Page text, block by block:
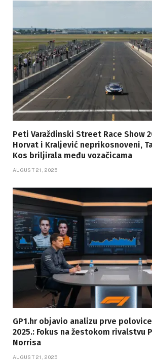
Peti Varaždinski Street Race Show
Horvat i Kraljević neprikosnoveni,
Kos briljirala među vozačicama
AUGUST 21, 2025
GP1.hr objavio analizu prve
2025.: Fokus na žestokom rivalstvu
Norrisa
AUGUST 21, 2025